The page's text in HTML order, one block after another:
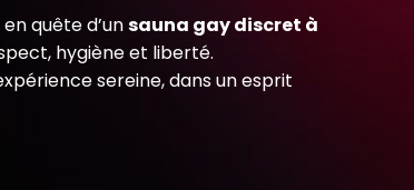
quête d’unsauna gay discret à
hygiène et liberté.
sereine, dans un esprit